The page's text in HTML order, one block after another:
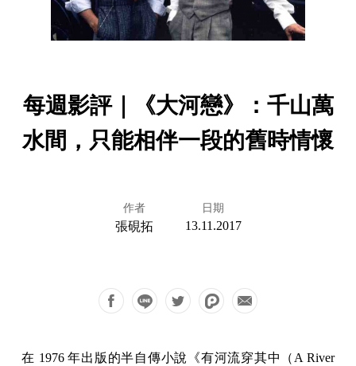
每週影評｜《大河戀》：千山萬
水間，只能相伴一段的舊時情懷
作者
張硯拓
日期
13.11.2017
在 1976 年出版的半自傳小說《有河流穿其中（A River